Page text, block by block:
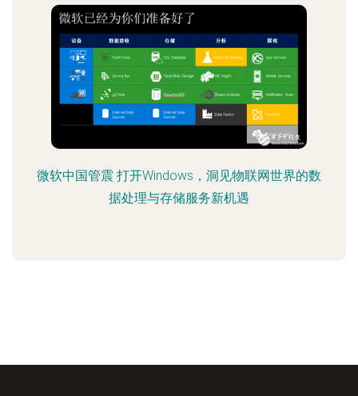
微软中国管震 打开Windows，洞见物联网世界的数
据处理与存储服务新机遇